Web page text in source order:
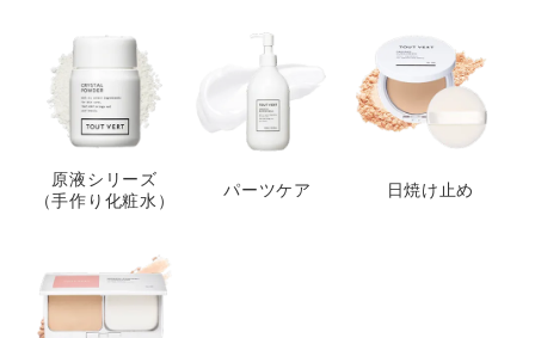
原液シリーズ
（手作り化粧水）
パーツケア 日焼け止め